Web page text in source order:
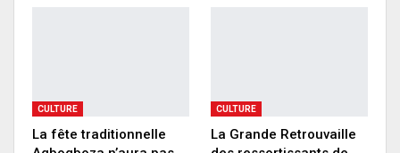
CULTURE
La fête traditionnelle
CULTURE
La Grande Retrouvaille